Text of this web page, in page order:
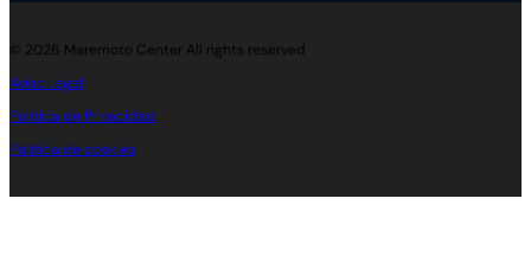
© 2026 Maremoto Center All rights reserved
Aviso Legal
Política de Privacidad
Polí­tica de cookies